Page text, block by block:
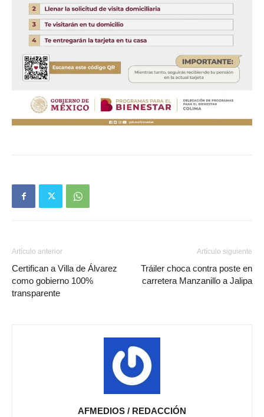
Artículo anterior
Certifican a Villa de Álvarez
como gobierno 100%
transparente
Artículo siguiente
Tráiler choca contra poste en
carretera Manzanillo a Jalipa
AFMEDIOS / REDACCIÓN